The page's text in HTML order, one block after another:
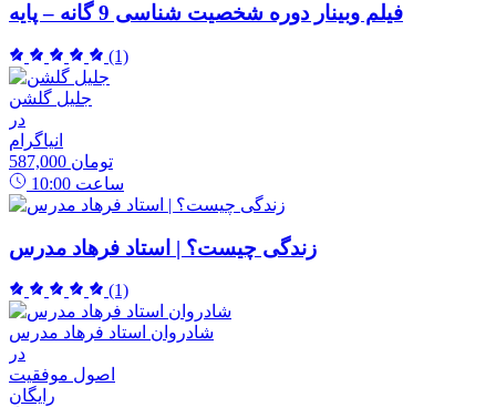
فیلم وبینار دوره شخصیت شناسی 9 گانه – پایه
(1)
جلیل گلشن
در
انیاگرام
587,000 تومان
10:00 ساعت
زندگی چیست؟ | استاد فرهاد مدرس
(1)
شادروان استاد فرهاد مدرس
در
اصول موفقیت
رایگان